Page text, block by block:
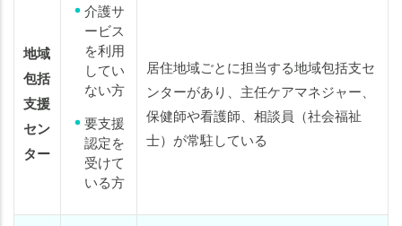
地域
包括
支援
セン
ター
介護サ
ービス
を利用
してい
ない方
要支援
認定を
受けて
いる方
居住地域ごとに担当する地域包括支セ
ンターがあり、主任ケアマネジャー、
保健師や看護師、相談員（社会福祉
士）が常駐している